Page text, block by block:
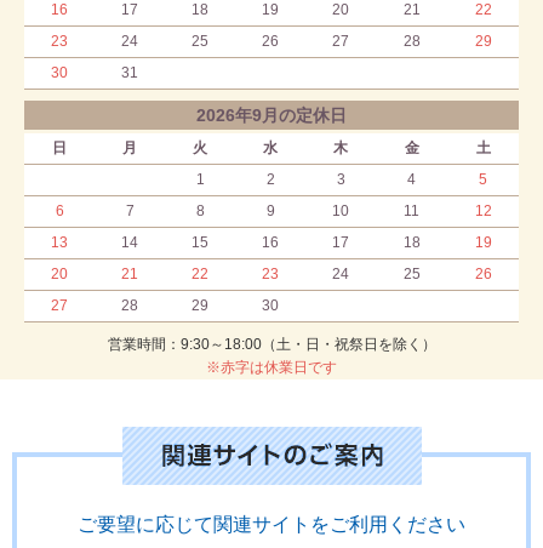
16
17 18 19 20 21
22
23
24 25 26 27 28
29
30
31
2026年9月の定休日
日 月 火 水 木 金
土
1
2 3 4
5
6
7 8 9 10 11
12
13
14 15 16 17 18
19
20
21 22 23 24 25
26
27
28 29 30
営業時間：9:30～18:00（土・日・祝祭日を除く）
※赤字は休業日です
ご要望に応じて関連サイトをご利用ください